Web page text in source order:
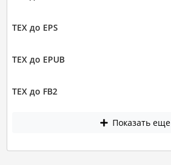
TEX до EPS
TEX до EPUB
TEX до FB2
Показать еще